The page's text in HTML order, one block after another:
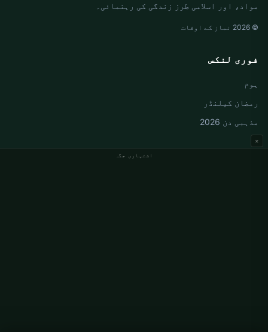
اشتہاری جگہ
×
مواد، اور اسلامی طرز زندگی کی رہنمائی۔
© 2026 نماز کے اوقات
فوری لنکس
ہوم
رمضان کیلنڈر
مذہبی دن 2026